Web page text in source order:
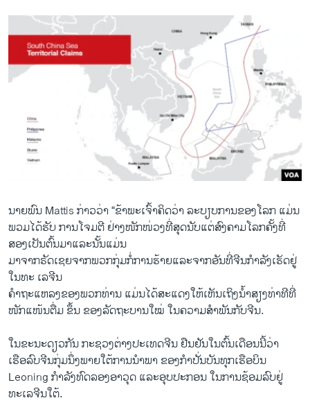
ນາຍພົນ Mattis ກ່າວວ່າ “ຂ້າພະເຈົ້າຄິດວ່າ ລະບຽບການຂອງໂລກ ​ແມ່ນ​
ພວມ​ໄດ້​ຮັບ ການໂຈມຕີ ຢ່າງໜັກໜ່ວງທີ່ສຸດນັບແຕ່ສົງຄາມໂລກຄັ້ງທີ່
ສອງ​ເປັນຕົ້ນມາແລະນັ້ນ​ແມ່ນ
ມາຈາກຣັດເຊຍຈາກພວກກຸ່ມກໍ່ການຮ້າຍແລະຈາກອັນທີ່ຈີນກຳລັງເຮັດຢູ່
ໃນທະ ເລຈີນ
ຄຳຖະແຫລງຂອງພວກ​ທ່ານ ​ແມ່ນ​ໄດ້ສະ​ແດງ​ໃຫ້​ເຫັນ​ເຖິງນໍ້າສຽງທ່າທີທີ່
ໜັກແໜ້ນຕື່ມ ຂຶ້ນ ຂອງລັດຖະບານໃໝ່ ໃນຄວາມສຳພັນກັບຈີນ.
ໃນຂະນະດຽວກັນ ກະຊວງຕ່າງປະເທດຈີນ ຢືນຢັນໃນຕົ້ນເດືອນນີ້ວ່າ
ເຮືອລົບຈີນກຸ່ມ​ນຶ່ງພາຍ​ໃຕ້​ການນຳພາ ຂອງກຳປັ່ນບັນທຸກເຮືອບິນ
Leoning ກຳລັງທົດລອງອາວຸດ ແລະອຸບປະກອນ ​ໃນ​ການຊ້ອມລົບຢູ່
ທະເລຈີນໃຕ້.